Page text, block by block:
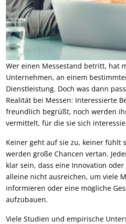
Wer einen Messestand betritt, hat
Unternehmen, an einem
Dienstleistung. Doch was dann
Realität bei Messen: Interessierte
freundlich begrüßt, noch werden
vermittelt, für die sie sich
Keiner geht auf sie zu, keiner fühlt
werden große Chancen vertan.
klar sein, dass eine Innovation
alleine nicht ausreichen, um viele
informieren oder eine mögliche
aufzubauen.
Viele Studien und empirische